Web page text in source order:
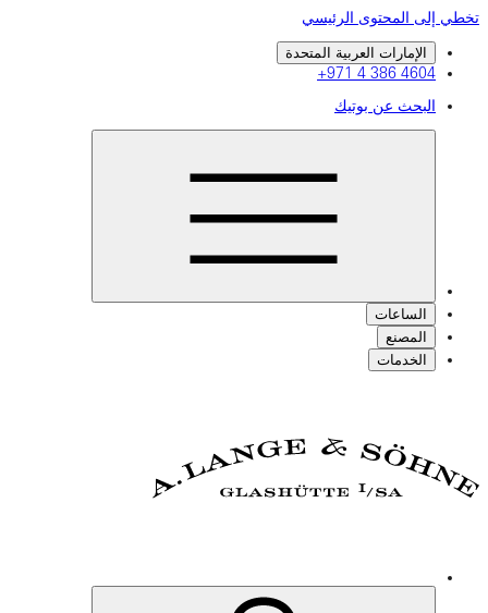
تخطي إلى المحتوى الرئيسي
الإمارات العربية المتحدة
+971 4 386 4604
البحث عن بوتيك
الساعات
المصنع
الخدمات